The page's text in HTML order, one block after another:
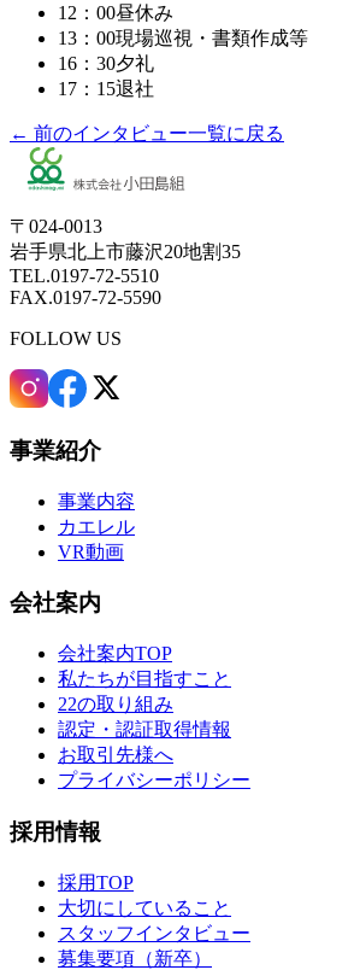
12：00昼休み
13：00現場巡視・書類作成等
16：30夕礼
17：15退社
← 前のインタビュー一覧に戻る
〒024-0013
岩手県北上市藤沢20地割35
TEL.0197-72-5510
FAX.0197-72-5590
FOLLOW US
事業紹介
事業内容
カエレル
VR動画
会社案内
会社案内TOP
私たちが目指すこと
22の取り組み
認定・認証取得情報
お取引先様へ
プライバシーポリシー
採用情報
採用TOP
大切にしていること
スタッフインタビュー
募集要項（新卒）